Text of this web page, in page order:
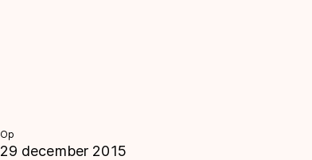
Op
29 december 2015